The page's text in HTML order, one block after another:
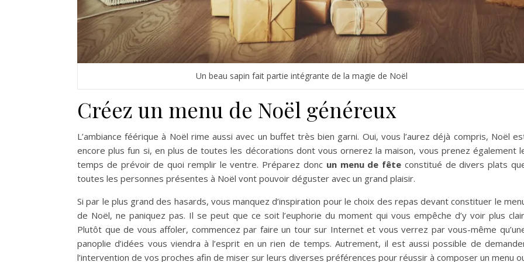
Un beau sapin fait partie intégrante de la magie de Noël
Créez un menu de Noël généreux
L’ambiance féérique à Noël rime aussi avec un buffet très bien garni. Oui, vous l’aurez déjà compris, Noël
encore plus fun si, en plus de toutes les décorations dont vous ornerez la maison, vous prenez également
temps de prévoir de quoi remplir le ventre. Préparez donc un menu de fête constitué de divers plats
toutes les personnes présentes à Noël vont pouvoir déguster avec un grand plaisir.
Si par le plus grand des hasards, vous manquez d’inspiration pour le choix des repas devant constituer le
de Noël, ne paniquez pas. Il se peut que ce soit l’euphorie du moment qui vous empêche d’y voir plus
Plutôt que de vous affoler, commencez par faire un tour sur Internet et vous verrez par vous-même
panoplie d’idées vous viendra à l’esprit en un rien de temps. Autrement, il est aussi possible de
l’intervention de vos proches afin de miser sur leurs diverses préférences pour réussir à composer un menu